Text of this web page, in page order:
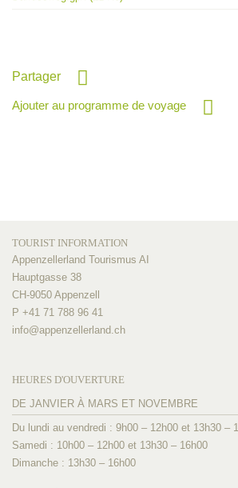
Partager
Ajouter au programme de voyage
TOURIST INFORMATION
Appenzellerland Tourismus AI
Hauptgasse 38
CH-9050 Appenzell
P +41 71 788 96 41
info@appenzellerland.ch
HEURES D'OUVERTURE
DE JANVIER À MARS ET NOVEMBRE
Du lundi au vendredi : 9h00 – 12h00 et 13h30 –
Samedi : 10h00 – 12h00 et 13h30 – 16h00
Dimanche : 13h30 – 16h00